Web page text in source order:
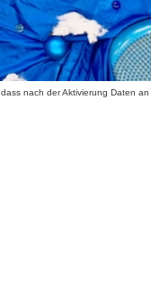
nach der Aktivierung Daten an